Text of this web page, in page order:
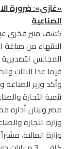
«غازى»: ضرورة
الصناعية
كشف منير فخرى
الانتهاء من
المجالس
فيما عدا الاثاث
وأكد وزير
تنمية التجارة
مصر ولبنان
وزارة التجارة
وزارة المالية،